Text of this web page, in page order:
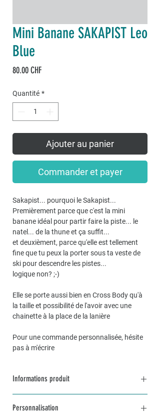
Mini Banane SAKAPIST Leo
Blue
80.00 CHFPrix
Quantité *
Ajouter au panier
Commander et payer
Sakapist... pourquoi le Sakapist...
Premièrement parce que c'est la mini
banane idéal pour partir faire la piste... le
natel... de la thune et ça suffit...
et deuxièment, parce qu'elle est tellement
fine que tu peux la porter sous ta veste de
ski pour descendre les pistes...
logique non? ;-)
Elle se porte aussi bien en Cross Body qu'à
la taille et possibilité de l'avoir avec une
chainette à la place de la lanière
Pour une commande personnalisée, hésite
pas à m'écrire
Informations produit
Dimensions environ : 23x15cm
Personnalisation